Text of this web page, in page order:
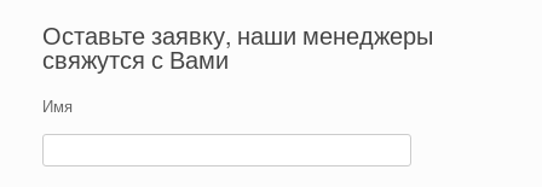
Оставьте заявку, наши менеджеры
свяжутся с Вами
Имя